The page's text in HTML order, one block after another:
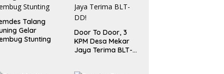
Talang
Gelar
Stunting
Door To Door, 3
KPM Desa Mekar
Jaya Terima BLT-